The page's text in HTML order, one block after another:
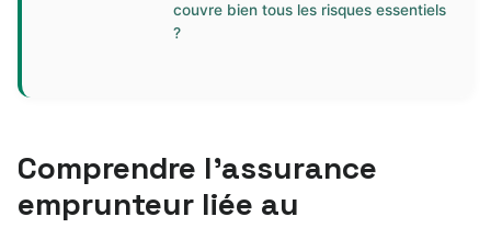
couvre bien tous les risques essentiels
?
Comprendre l’assurance
emprunteur liée au